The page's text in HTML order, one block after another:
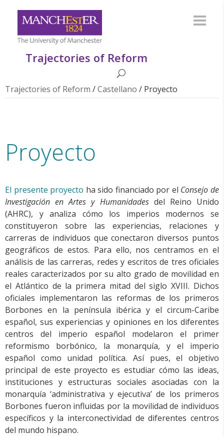
Trajectories of Reform
Trajectories of Reform /Castellano / Proyecto
Proyecto
El presente proyecto ha sido financiado por el Consejo de
Investigación en Artes y Humanidades del Reino Unido
(AHRC), y analiza cómo los imperios modernos se
constituyeron sobre las experiencias, relaciones y
carreras de individuos que conectaron diversos puntos
geográficos de estos. Para ello, nos centramos en el
análisis de las carreras, redes y escritos de tres oficiales
reales caracterizados por su alto grado de movilidad en
el Atlántico de la primera mitad del siglo XVIII. Dichos
oficiales implementaron las reformas de los primeros
Borbones en la península ibérica y el circum-Caribe
español, sus experiencias y opiniones en los diferentes
centros del imperio español modelaron el primer
reformismo borbónico, la monarquía, y el imperio
español como unidad política. Así pues, el objetivo
principal de este proyecto es estudiar cómo las ideas,
instituciones y estructuras sociales asociadas con la
monarquía ‘administrativa y ejecutiva’ de los primeros
Borbones fueron influidas por la movilidad de individuos
específicos y la interconectividad de diferentes centros
del mundo hispano.